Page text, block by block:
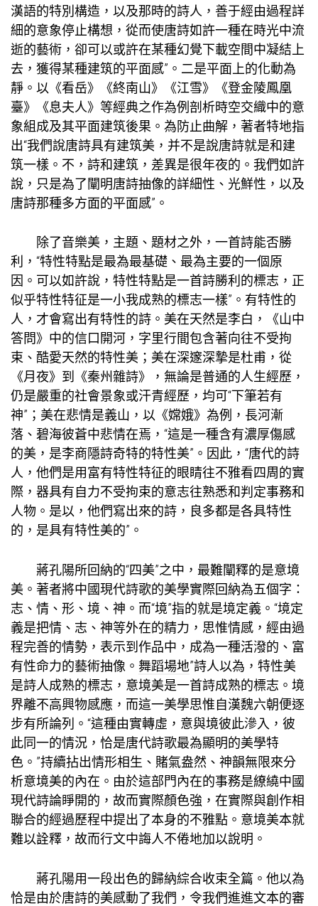
漢語的特別構造，以及那時的詩人，善于經由過程詳
細的意象停止構想，從而使唐詩如許一種在時光中流
逝的藝術，卻可以或許在某種幻覺下載空間中凝結上
去，獲得某種建筑的平面感”。二是平面上的化動為
靜。以《看岳》《終南山》《江雪》《登金陵鳳凰
臺》《息夫人》等經典之作為例剖析時空交織中的意
象組成及其平面建筑後果。為防止曲解，著者特地指
出“我們說唐詩具有建筑美，并不是說唐詩就是和建
筑一樣。不，詩和建筑，差異是很年夜的。我們如許
說，只是為了闡明唐詩抽像的詳細性、光鮮性，以及
唐詩那種多方面的平面感”。
除了音樂美，主題、題材之外，一首詩能否勝
利，“特性特點是最為最基礎、最為主要的一個原
因。可以如許說，特性特點是一首詩勝利的標志，正
似乎特性特征是一小我成熟的標志一樣”。有特性的
人，才會寫出有特性的詩。美在天然是李白，《山中
答問》中的信口開河，字里行間包含著向往不受拘
束、酷愛天然的特性美；美在深邃深摯是杜甫，從
《月夜》到《秦州雜詩》，無論是普通的人生經歷，
仍是嚴重的社會景象或汗青經歷，均可“下筆若有
神”；美在悲情是義山，以《嫦娥》為例，長河漸
落、碧海彼蒼中悲情在焉，“這是一種含有濃厚傷感
的美，是李商隱詩奇特的特性美”。因此，“唐代的詩
人，他們是用富有特性特征的眼睛往不雅看四周的實
際，器具有自力不受拘束的意志往熟悉和判定事務和
人物。是以，他們寫出來的詩，良多都是各具特性
的，是具有特性美的”。
蔣孔陽所回納的“四美”之中，最難闡釋的是意境
美。著者將中國現代詩歌的美學實際回納為五個字：
志、情、形、境、神。而“境”指的就是境定義。“境定
義是把情、志、神等外在的精力，思惟情感，經由過
程完善的情勢，表示到作品中，成為一種活潑的、富
有性命力的藝術抽像。 舞蹈場地”詩人以為，特性美
是詩人成熟的標志，意境美是一首詩成熟的標志。境
界離不高興物感應，而這一美學思惟自漢魏六朝便逐
步有所論列。“這種由實轉虛，意與境彼此滲入，彼
此同一的情況，恰是唐代詩歌最為顯明的美學特
色。”持續拈出情形相生、賭氣盎然、神韻無限來分
析意境美的內在。由於這部門內在的事務是繚繞中國
現代詩論睜開的，故而實際顏色強，在實際與創作相
聯合的經過歷程中提出了本身的不雅點。意境美本就
難以詮釋，故而行文中誨人不倦地加以說明。
蔣孔陽用一段出色的歸納綜合收束全篇。他以為
恰是由於唐詩的美感動了我們，令我們進進文本的審